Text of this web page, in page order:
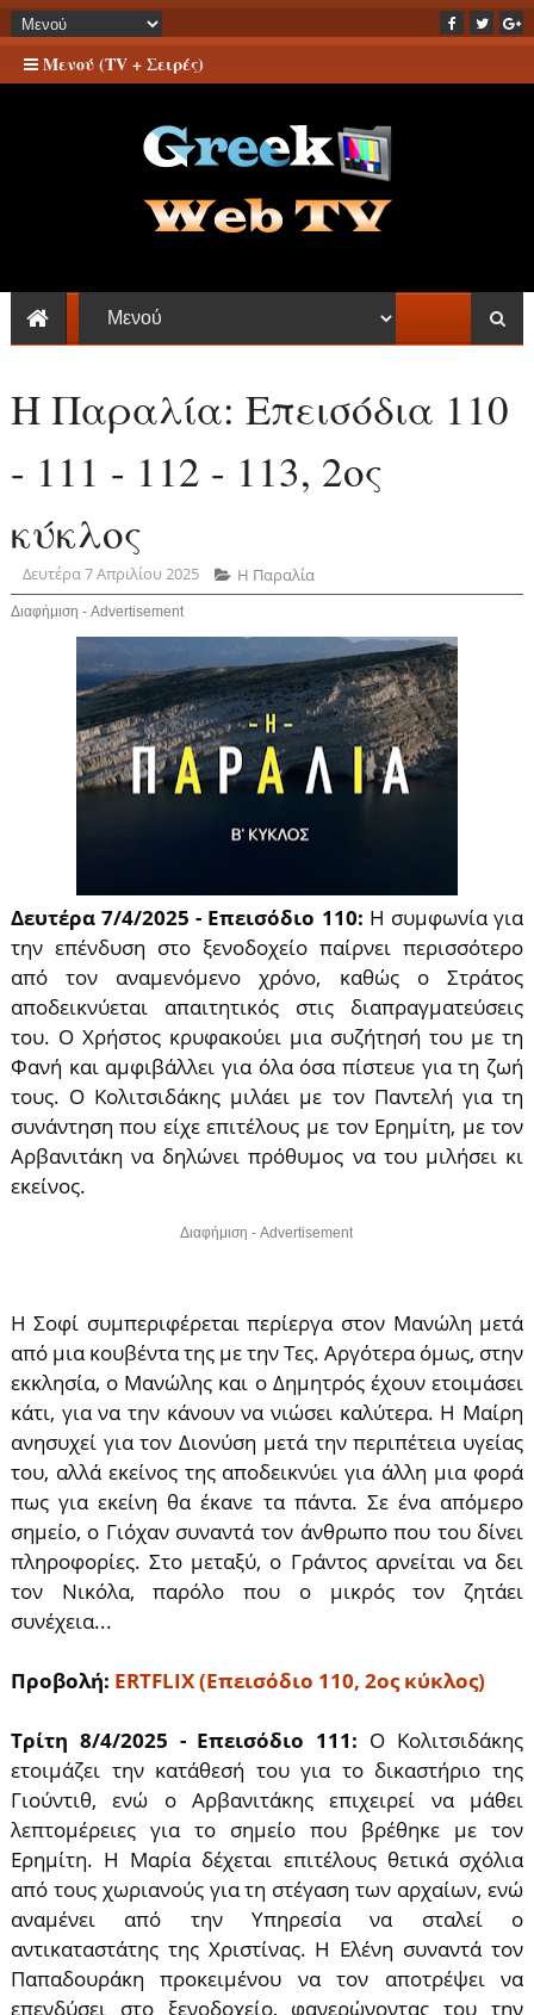
Μενού (TV + Σειρές)
Η Παραλία: Επεισόδια 110
- 111 - 112 - 113, 2ος
κύκλος
Δευτέρα 7 Απριλίου 2025 Η Παραλία
Διαφήμιση - Advertisement
Δευτέρα 7/4/2025 - Επεισόδιο 110: Η συμφωνία για
την επένδυση στο ξενοδοχείο παίρνει περισσότερο
από τον αναμενόμενο χρόνο, καθώς ο Στράτος
αποδεικνύεται απαιτητικός στις διαπραγματεύσεις
του. Ο Χρήστος κρυφακούει μια συζήτησή του με τη
Φανή και αμφιβάλλει για όλα όσα πίστευε για τη ζωή
τους. Ο Κολιτσιδάκης μιλάει με τον Παντελή για τη
συνάντηση που είχε επιτέλους με τον Ερημίτη, με τον
Αρβανιτάκη να δηλώνει πρόθυμος να του μιλήσει κι
εκείνος.
Διαφήμιση - Advertisement
Η Σοφί συμπεριφέρεται περίεργα στον Μανώλη μετά
από μια κουβέντα της με την Τες. Αργότερα όμως, στην
εκκλησία, ο Μανώλης και ο Δημητρός έχουν ετοιμάσει
κάτι, για να την κάνουν να νιώσει καλύτερα. Η Μαίρη
ανησυχεί για τον Διονύση μετά την περιπέτεια υγείας
του, αλλά εκείνος της αποδεικνύει για άλλη μια φορά
πως για εκείνη θα έκανε τα πάντα. Σε ένα απόμερο
σημείο, ο Γιόχαν συναντά τον άνθρωπο που του δίνει
πληροφορίες. Στο μεταξύ, ο Γράντος αρνείται να δει
τον Νικόλα, παρόλο που ο μικρός τον ζητάει
συνέχεια...
Προβολή: ERTFLIX (Επεισόδιο 110, 2ος κύκλος)
Τρίτη 8/4/2025 - Επεισόδιο 111: Ο Κολιτσιδάκης
ετοιμάζει την κατάθεσή του για το δικαστήριο της
Γιούντιθ, ενώ ο Αρβανιτάκης επιχειρεί να μάθει
λεπτομέρειες για το σημείο που βρέθηκε με τον
Ερημίτη. Η Μαρία δέχεται επιτέλους θετικά σχόλια
από τους χωριανούς για τη στέγαση των αρχαίων, ενώ
αναμένει από την Υπηρεσία να σταλεί ο
αντικαταστάτης της Χριστίνας. Η Ελένη συναντά τον
Παπαδουράκη προκειμένου να τον αποτρέψει να
επενδύσει στο ξενοδοχείο, φανερώνοντας του την